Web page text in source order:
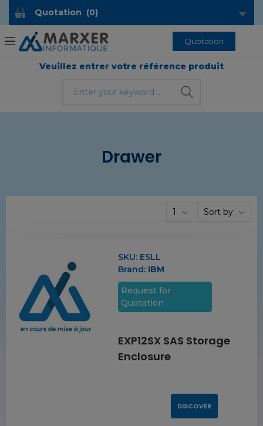
Quotation (0)
Quotation
Veuillez entrer votre référence produit
Drawer
1 Sort by
SKU: ESLL
Brand: IBM
Request for
Quotation
EXP12SX SAS Storage
Enclosure
DISCOVER